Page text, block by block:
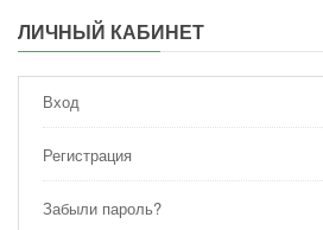
ЛИЧНЫЙ КАБИНЕТ
Вход
Регистрация
Забыли пароль?